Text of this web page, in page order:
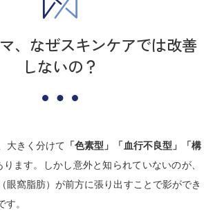
、なぜスキンケアでは改善
しないの？
大きく分けて 「色素型」「血行不良型」「構
ます。しかし意外と知られていないのが、
眼窩脂肪）が前方に張り出すことで影ができ
。